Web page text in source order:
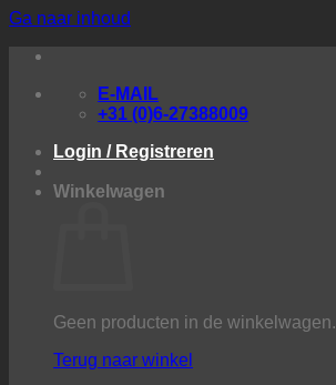
Ga naar inhoud
E-MAIL
+31 (0)6-27388009
Login / Registreren
Winkelwagen
Geen producten in de winkelwagen.
Terug naar winkel